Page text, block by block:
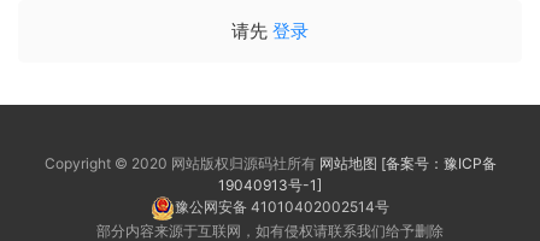
请先 登录
Copyright © 2020 网站版权归源码社所有 网站地图 [备案号：豫ICP备
19040913号-1]
豫公网安备 41010402002514号
部分内容来源于互联网，如有侵权请联系我们给予删除